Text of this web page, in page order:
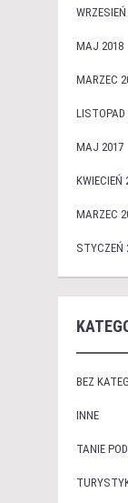
MAJ 2018
MARZEC
LISTOPAD
MAJ 2017
KWIECIEŃ
MARZEC
STYCZEŃ
BEZ
INNE
TANIE